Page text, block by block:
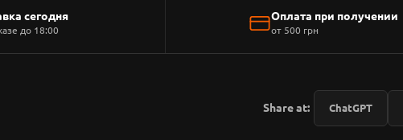
сегодня
до 18:00
Оплата при получении
от 500 грн
Share at: ChatGPT